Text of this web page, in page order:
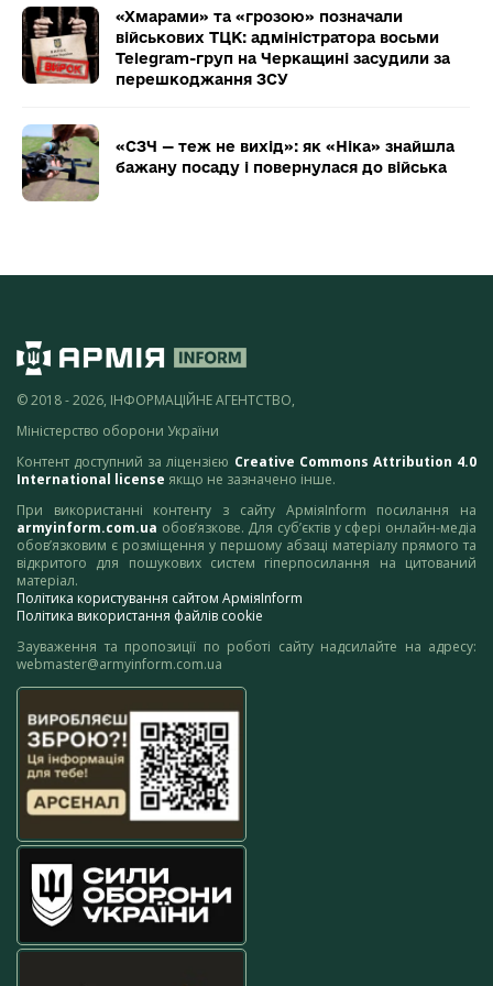
«Хмарами» та «грозою» позначали
військових ТЦК: адміністратора восьми
Telegram-груп на Черкащині засудили за
перешкоджання ЗСУ
«СЗЧ — теж не вихід»: як «Ніка» знайшла
бажану посаду і повернулася до війська
© 2018 - 2026, ІНФОРМАЦІЙНЕ АГЕНТСТВО,
Міністерство оборони України
Контент доступний за ліцензією Creative Commons Attribution 4.0
International license якщо не зазначено інше.
При використанні контенту з сайту АрміяInform посилання на
armyinform.com.ua обов’язкове. Для суб’єктів у сфері онлайн-медіа
обов’язковим є розміщення у першому абзаці матеріалу прямого та
відкритого для пошукових систем гіперпосилання на цитований
матеріал.
Політика користування сайтом АрміяInform
Політика використання файлів cookie
Зауваження та пропозиції по роботі сайту надсилайте на адресу:
webmaster@armyinform.com.ua